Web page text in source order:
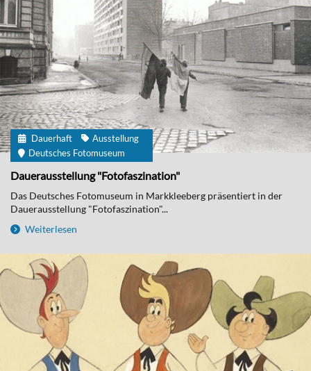
Dauerhaft
Ausstellung
Deutsches Fotomuseum
Dauerausstellung "Fotofaszination"
Das Deutsches Fotomuseum in Markkleeberg präsentiert in der
Dauerausstellung "Fotofaszination"...
Weiterlesen